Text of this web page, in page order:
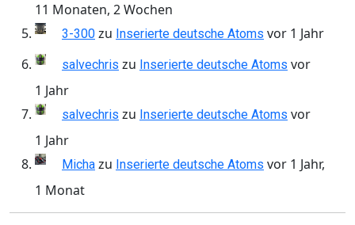
11 Monaten, 2 Wochen
3-300 zu Inserierte deutsche Atoms vor 1 Jahr
salvechris zu Inserierte deutsche Atoms vor
1 Jahr
salvechris zu Inserierte deutsche Atoms vor
1 Jahr
Micha zu Inserierte deutsche Atoms vor 1 Jahr,
1 Monat